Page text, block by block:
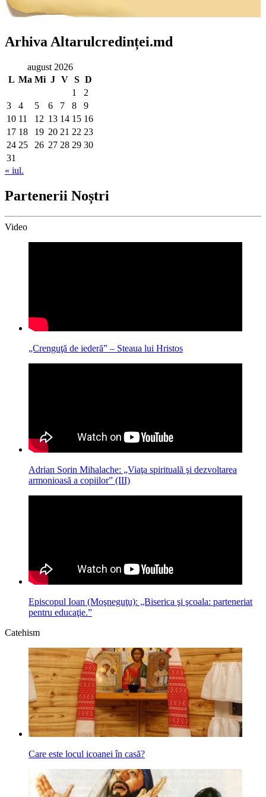
Arhiva Altarulcredinței.md
august 2026
L Ma Mi J V S D
1
2
3
4 5 6 7 8
9
10 11 12 13 14 15 16
17 18 19 20 21 22 23
24 25 26 27 28 29 30
31
« iul.
Partenerii Noștri
Video
„Crenguţă de iederă” – Steaua lui Hristos
Adrian Sorin Mihalache: „Viaţa spirituală şi dezvoltarea
armonioasă a copiilor” (III)
Episcopul Ioan (Moşneguţu): „Biserica şi şcoala: parteneriat
pentru educaţie.”
Catehism
Care este locul icoanei în casă?